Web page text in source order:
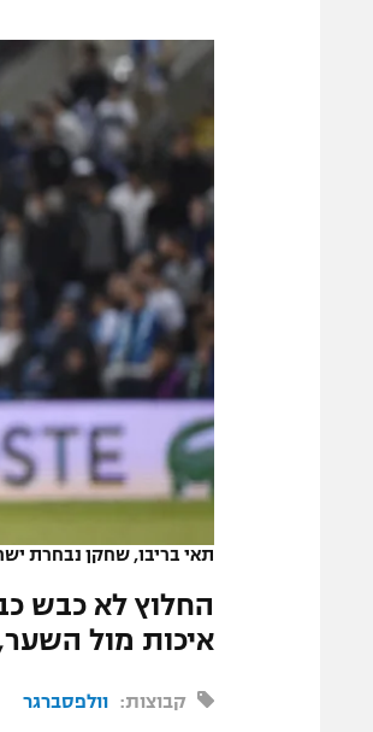
תקנון משתתפים וזוכים בפרסים
תקנון עבור פעילות אלקטרה
תקנון עבור פעילות ספורט 1 – "מרלן"
גיימינג E-Sports
תנאי שימוש
מדיניות פרטיות
תקנון פעילות ספורט 1
רשיון להקרנה פומבית לבית
הצטרפות לחבילת הערוצים
לוח דרושים – ג'ובנט
תגיות
המגזיןתאי בריבו, שחקן נבחרת
החלוץ לא כבש
איכות מול
קבוצות: וולפסברגר